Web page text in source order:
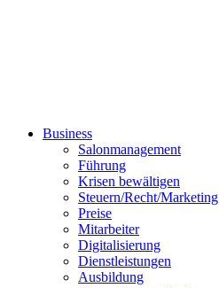
Business
Salonmanagement
Führung
Krisen bewältigen
Steuern/Recht/Marketing
Preise
Mitarbeiter
Digitalisierung
Dienstleistungen
Ausbildung